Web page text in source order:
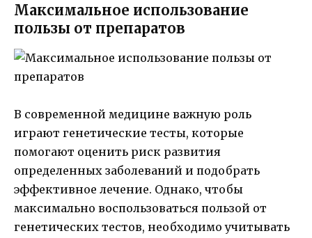
Максимальное использование
пользы от препаратов
В современной медицине важную роль
играют генетические тесты, которые
помогают оценить риск развития
определенных заболеваний и подобрать
эффективное лечение. Однако, чтобы
максимально воспользоваться пользой от
генетических тестов, необходимо учитывать